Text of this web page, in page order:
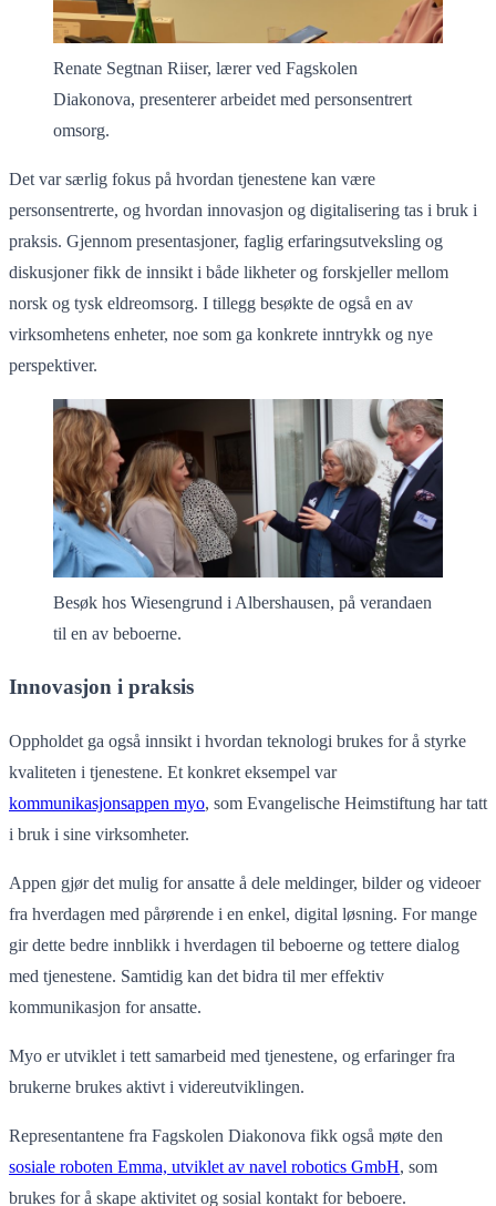
Renate Segtnan Riiser, lærer ved Fagskolen
Diakonova, presenterer arbeidet med personsentrert
omsorg.
Det var særlig fokus på hvordan tjenestene kan være
personsentrerte, og hvordan innovasjon og digitalisering tas i bruk i
praksis. Gjennom presentasjoner, faglig erfaringsutveksling og
diskusjoner fikk de innsikt i både likheter og forskjeller mellom
norsk og tysk eldreomsorg. I tillegg besøkte de også en av
virksomhetens enheter, noe som ga konkrete inntrykk og nye
perspektiver.
Besøk hos Wiesengrund i Albershausen, på verandaen
til en av beboerne.
Innovasjon i praksis
Oppholdet ga også innsikt i hvordan teknologi brukes for å styrke
kvaliteten i tjenestene. Et konkret eksempel var
kommunikasjonsappen myo, som Evangelische Heimstiftung har tatt
i bruk i sine virksomheter.
Appen gjør det mulig for ansatte å dele meldinger, bilder og videoer
fra hverdagen med pårørende i en enkel, digital løsning. For mange
gir dette bedre innblikk i hverdagen til beboerne og tettere dialog
med tjenestene. Samtidig kan det bidra til mer effektiv
kommunikasjon for ansatte.
Myo er utviklet i tett samarbeid med tjenestene, og erfaringer fra
brukerne brukes aktivt i videreutviklingen.
Representantene fra Fagskolen Diakonova fikk også møte den
sosiale roboten Emma, utviklet av navel robotics GmbH, som
brukes for å skape aktivitet og sosial kontakt for beboere.